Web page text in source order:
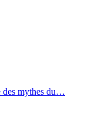
des mythes du…